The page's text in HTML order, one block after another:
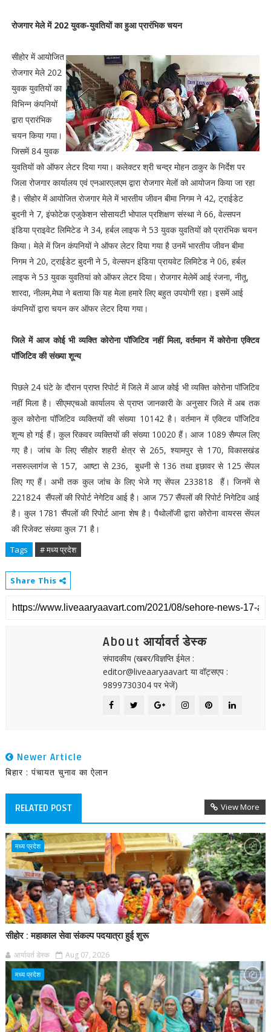
रोजगार मेले में 202 युवक-युवतियों का हुआ प्रारंभिक चयन
सीहोर में आयोजित
रोजगार मेले 202
युवक युवतियों का
विभिन्‍न कंपनियों
द्वारा प्रारंभिक
चयन किया गया।
जिसमें 84 युवक
युवतियों को ऑफर लेटर दिया गया। कलेक्टर श्री चन्द्र मोहन ठाकुर के निर्देश पर
जिला रोजगार कार्यालय एवं एनआरएलएम द्वारा रोजगार मेलों को आयोजन किया जा रहा
है। सीहोर में आयोजित रोजगार मेले में भारतीय जीवन बीमा निगम ने 42, ट्राईडेट
बुदनी ने 7, इंफोटेक एजुकेशन सोसायटी भोपाल प्रशिक्षण संस्‍था ने 66, वेल्‍सपन
इंडिया प्राइवेट लिमिटेड ने 34, हर्बल लाइफ ने 53 युवक युवतियों को प्रारंभिक चयन
किया। मेले में जिन कंपनियों ने ऑफर लेटर दिया गया है उनमें भारतीय जीवन बीमा
निगम ने 20, ट्राईडेट बुदनी ने 5, वेल्‍सपन इंडिया प्रायवेट लिमिटेड ने 06, हर्बल
लाइफ ने 53 युवक युवतियां को ऑफर लेटर दिया। रोजगार मेलेमें आई रंजना, नीतू,
शारदा, नीलम,मेघा ने बताया कि यह मेला हमारे लिए बहुत उपयोगी रहा। इसमें आई
कंपनियों द्वारा चयन कर ऑफर लेटर दिया गया।
जिले में आज कोई भी व्यक्ति कोरोना पॉजिटिव नहीं मिला, वर्तमान में कोरोना एक्टिव
पॉजिटिव की संख्या शून्य
पिछले 24 घंटे के दौरान प्राप्त रिपोर्ट में जिले में आज कोई भी व्यक्ति कोरोना पॉजिटिव
नहीं मिला है। सीएमएचओ कार्यालय से प्राप्त जानकारी के अनुसार जिले में अब तक
कुल कोरोना पॉजिटिव व्यक्तियों की संख्या 10142 है। वर्तमान में एक्टिव पॉजिटिव
शून्य हो गई हैं। कुल रिकवर व्यक्तियों की संख्या 10020 हैं। आज 1089 सैम्पल लिए
गए है। जांच के लिए सीहोर शहरी क्षेत्र से 265, श्यामपुर से 170, विकासखंड
नसरुल्लागंज से 157, आष्टा से 236, बुधनी से 136 तथा इछावर से 125 सेंपल
लिए गए हैं। अभी तक कुल जांच के लिए भेजे गए सेंपल 233818 हैं। जिनमें से
221824 सैंपलों की रिपोर्ट नेगेटिव आई है। आज 757 सैंपलों की रिपोर्ट निगेटिव आई
है। कुल 1781 सैंपलों की रिपोर्ट आना शेष है। पैथोलॉजी द्वारा कोरोना वायरस सेंपल
की रिजेक्ट संख्या कुल 71 है।
Tags # मध्य प्रदेश
Share This
About आर्यावर्त डेस्क
संपादकीय (खबर/विज्ञप्ति ईमेल :
editor@liveaaryaavart या वॉट्सएप :
9899730304 पर भेजें)
Newer Article
बिहार : पंचायत चुनाव का ऐलान
RELATED POST View More
मध्य प्रदेश
सीहोर : महाकाल सेवा संकल्प पदयात्रा हुई शुरू
आर्यावर्त डेस्क Aug 07, 2026
मध्य प्रदेश